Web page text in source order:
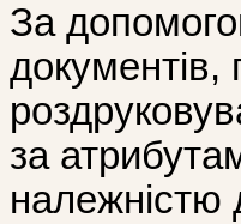
За
документів,
за
належністю